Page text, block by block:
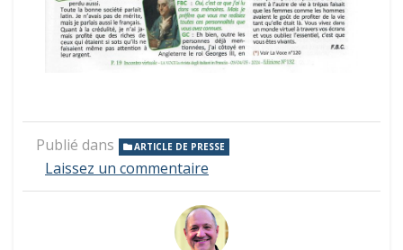
Publié dans ARTICLE DE PRESSE
Laissez un commentaire
de
Giacomo
Casanova